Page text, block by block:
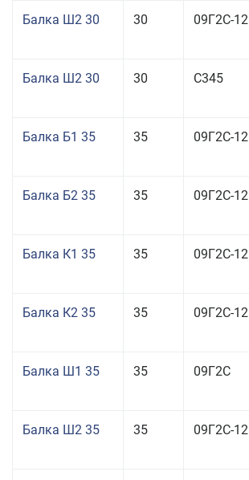
Балка Ш2 30 30 09Г2С-12
Балка Ш2 30 30 С345
Балка Б1 35 35 09Г2С-12
Балка Б2 35 35 09Г2С-12
Балка К1 35 35 09Г2С-12
Балка К2 35 35 09Г2С-12
Балка Ш1 35 35 09Г2С
Балка Ш2 35 35 09Г2С-12